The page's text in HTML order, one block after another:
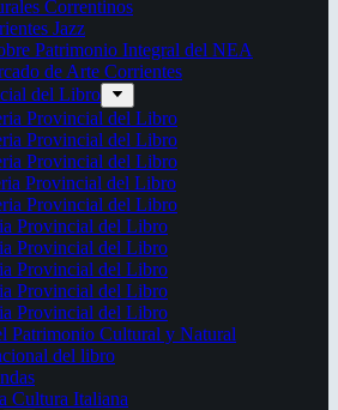
Correntinos
Jazz
Patrimonio Integral del NEA
de Arte Corrientes
del Libro
Provincial del Libro
Provincial del Libro
Provincial del Libro
Provincial del Libro
Provincial del Libro
Provincial del Libro
Provincial del Libro
Provincial del Libro
Provincial del Libro
Provincial del Libro
Patrimonio Cultural y Natural
del libro
Cultura Italiana